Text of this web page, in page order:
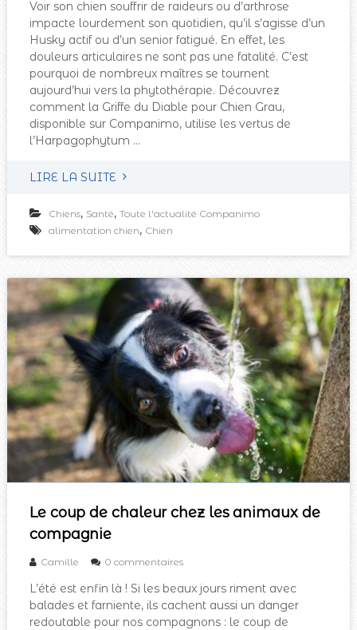
Voir son chien souffrir de raideurs ou d’arthrose
impacte lourdement son quotidien, qu’il s’agisse d’un
Husky actif ou d’un senior fatigué. En effet, les
douleurs articulaires ne sont pas une fatalité. C’est
pourquoi de nombreux maîtres se tournent
aujourd’hui vers la phytothérapie. Découvrez
comment la Griffe du Diable pour Chien Grau,
disponible sur Companimo, utilise les vertus de
l’Harpagophytum …
LIRE LA SUITE
Chiens, Santé, Toute l'actualité Companimo
alimentation chien, Chien
Le coup de chaleur chez les animaux de
compagnie
Camille 0 commentaires
L’été est enfin là ! Si les beaux jours riment avec
balades et farniente, ils cachent aussi un danger
redoutable pour nos compagnons : le coup de